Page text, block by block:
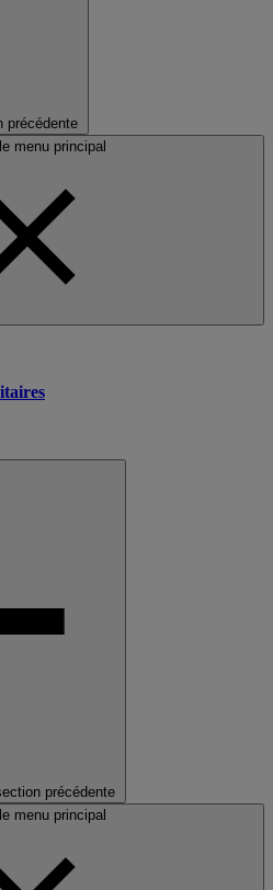
précédente
menu principal
précédente
menu principal